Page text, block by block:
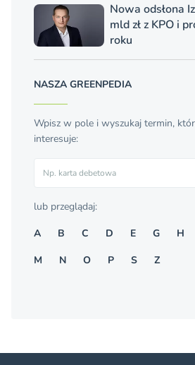
Nowa odsłona
mld zł z KPO i
roku
NASZA GREENPEDIA
Wpisz w pole i wyszukaj termin,
interesuje:
lub przeglądaj:
A
B C D E G H
M
N O P S Z